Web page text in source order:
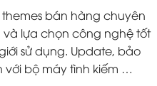
bán hàng chuyên
lựa chọn công nghệ tốt
sử dụng. Update, bảo
với bộ máy tình kiếm …